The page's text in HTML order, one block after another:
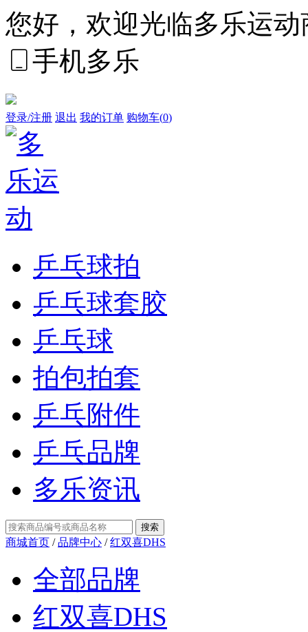
您好，欢迎光临多乐运动
手机多乐
登录/注册 退出 我的订单 购物车(0)
乒乓球拍
乒乓球套胶
乒乓球
拍包拍套
乒乓附件
乒乓品牌
多乐资讯
商城首页 /品牌中心 /红双喜DHS
全部品牌
红双喜DHS